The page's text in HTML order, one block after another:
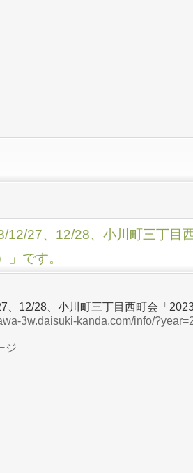
12/27、12/28、小川町三丁目
」です。
、12/28、小川町三丁目西町会「
3w.daisuki-kanda.com/info/
ジ